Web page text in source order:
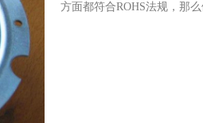
方面都符合ROHS法规，那